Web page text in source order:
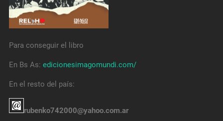
Para conseguir el libro
En Bs As: edicionesimagomundi.com/
En el resto del país:
rubenko742000@yahoo.com.ar